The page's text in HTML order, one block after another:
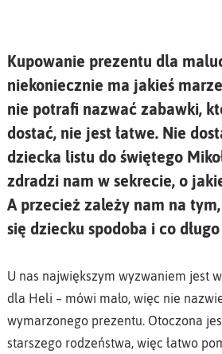
Kupowanie prezentu dla
niekoniecznie ma jakieś
nie potrafi nazwać zabawki,
dostać, nie jest łatwe. Nie
dziecka listu do świętego
zdradzi nam w sekrecie, o
A przecież zależy nam na
się dziecku spodoba i co
U nas największym wyzwaniem jest
dla Heli – mówi mało, więc nie
wymarzonego prezentu. Otoczona
starszego rodzeństwa, więc łatwo